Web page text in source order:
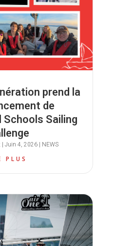
prend la
de
Schools Sailing
|Juin 4, 2026 | NEWS
PLUS